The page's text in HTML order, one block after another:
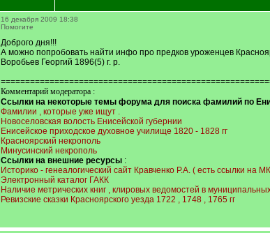
16 декабря 2009 18:38
Помогите
Доброго дня!!!
А можно попробовать найти инфо про предков уроженцев
Воробьев Георгий 1896(5) г. р.
Комментарий модератора :
Ссылки на некоторые темы форума для поиска фамилий по
Фамилии , которые уже ищут .
Новоселовская волость Енисейской губернии
Енисейское приходское духовное училище 1820 - 1828 гг
Красноярский некрополь
Минусинский некрополь
Ссылки на внешние ресурсы :
Историко - генеалогический сайт Кравченко Р.А. ( есть ссылки на
Электронный каталог ГАКК
Наличие метрических книг , клировых ведомостей в
Ревизские сказки Красноярского уезда 1722 , 1748 , 1765 гг